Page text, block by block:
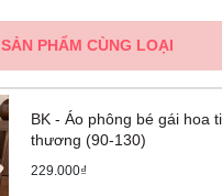
SẢN PHẨM CÙNG LOẠI
BK - Áo phông bé gái hoa
thương (90-130)
229.000₫